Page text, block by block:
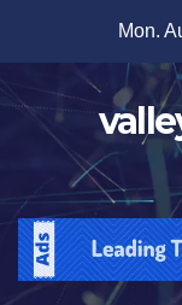
content
Mon.